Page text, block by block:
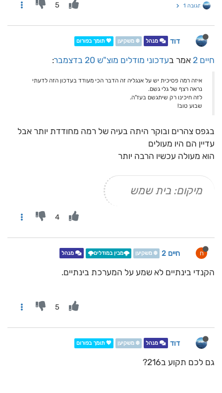
תגובה 1 5
דוד מנהל ❄️ משקיען 💖 תומך בפורום
חיים 2 אמר בעדכוני מודלים מוצ"ש 20 בדצמבר :
איזה רמה פסיכית יש על אנגליה זה הדבר הכי מעודד בעדכון הזה לדעתי
נראה רצף של גלי גשם.
לזה חיכינו רק שיתגשם בעז"ה.
שבוע טוב!
בגפס צהרים ובוקר היתה בעיה של רמה מחודדת יותר אבל
עדיין הם היו מעולים
הוא מעולה עכשיו הרבה יותר
מיקום: בית שמש
4
ח חיים 2 ❄️ משקיען 🌩️מבין במודלים🌩️ מנהל
הקנדי בינתיים לא שמע על המערכת בינתיים.
5
דוד מנהל ❄️ משקיען 💖 תומך בפורום
גם לכם תקוע ב216?